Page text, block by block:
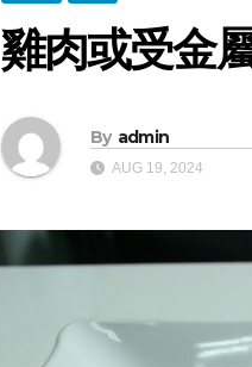
雞肉或受金
By admin
AUG 19, 2024